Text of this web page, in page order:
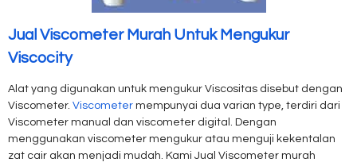
Jual Viscometer Murah Untuk Mengukur
Viscocity
Alat yang digunakan untuk mengukur Viscositas disebut dengan
Viscometer. Viscometer mempunyai dua varian type, terdiri dari
Viscometer manual dan viscometer digital. Dengan
menggunakan viscometer mengukur atau menguji kekentalan
zat cair akan menjadi mudah. Kami Jual Viscometer murah